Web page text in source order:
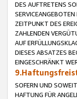
DES AUFTRETENS
ZEITPUNKT DES
ZAHLENDEN
AUF
DIESES ABSATZES
EINGESCHRÄNKT
SOFERN UND
HAFTUNG FÜR